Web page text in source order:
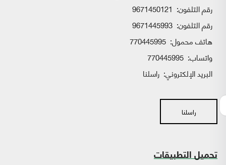
رقم التلفون: 9671450121
رقم التلفون: 9671445993
هاتف محمول: 770445995
واتساب:
البريد الإلكتروني: راسلنا
راسلنا
تحميل التطبيقات